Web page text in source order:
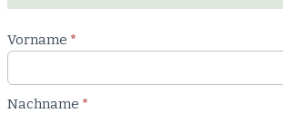
Newsletter
Workshop
Vorname *
Nachname *